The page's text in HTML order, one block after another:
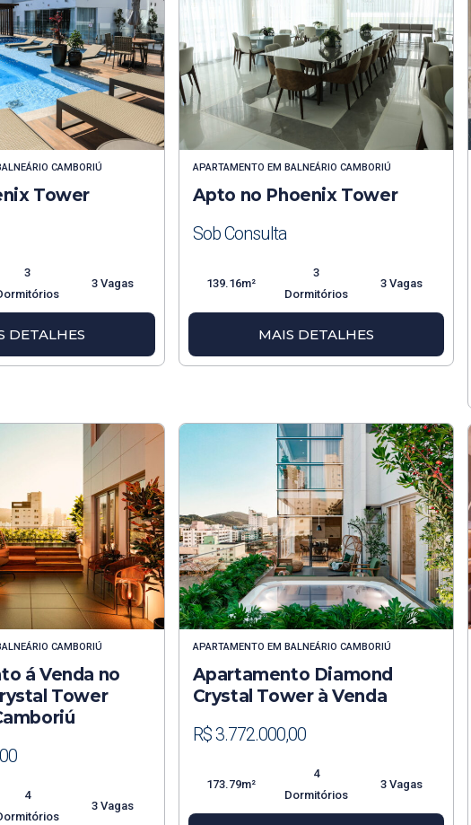
CAMBORIÚ
Tower
3
3 Vagas
DETALHES
APARTAMENTO EM BALNEÁRIO CAMBORIÚ
Apto no Phoenix Tower
Sob Consulta
139.16m²
3
Dormitórios
3 Vagas
MAIS DETALHES
CAMBORIÚ
á Venda no
Tower
4
3 Vagas
APARTAMENTO EM BALNEÁRIO CAMBORIÚ
Apartamento Diamond
Crystal Tower à Venda
R$ 3.772.000,00
173.79m²
4
Dormitórios
3 Vagas